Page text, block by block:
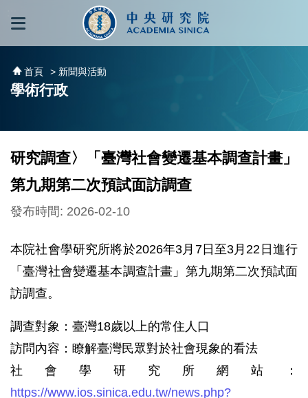
跳到主要內容區塊
首頁 > 新聞與活動
學術行政
研究調查〉「臺灣社會變遷基本調查計畫」
第九期第二次預試面訪調查
發布時間: 2026-02-10
本院社會學研究所將於2026年3月7日至3月22日進行
「臺灣社會變遷基本調查計畫」第九期第二次預試面
訪調查。
調查對象：臺灣18歲以上的常住人口
訪問內容：瞭解臺灣民眾對於社會現象的看法
社會學研究所網站：
https://www.ios.sinica.edu.tw/news.php?